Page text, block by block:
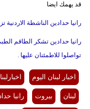
قد يهمك ايضا
رانيا حدادين الناشطة الاردنية
رانيا حدادين تشكر الطاقم
تواصلوا للاطمئنان عليها .
اخبار لبنان اليوم
لبنان بيروت رانيا